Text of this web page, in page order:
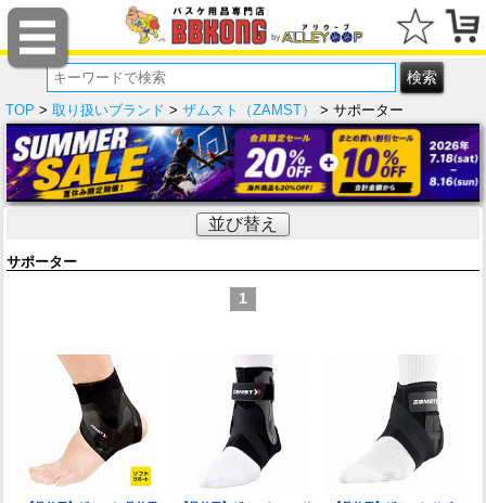
TOP > 取り扱いブランド > ザムスト（ZAMST） > サポーター
並び替え
サポーター
1